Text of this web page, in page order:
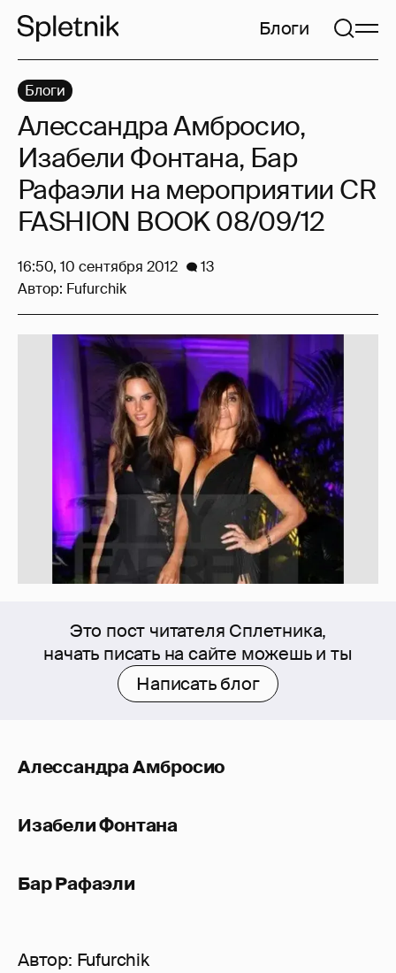
Блоги
Это пост читателя Сплетника,
начать писать на сайте можешь и ты
Написать блог
Алессандра Амбросио
Изабели Фонтана
Бар Рафаэли
Автор: Fufurchik
Блоги
Алессандра Амбросио,
Изабели Фонтана, Бар
Рафаэли на мероприятии CR
FASHION BOOK 08/09/12
16:50, 10 сентября 2012
13
Автор: Fufurchik